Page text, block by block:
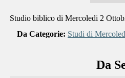
Studio biblico di Mercoledi 2
Da Categorie: Studi di
Da